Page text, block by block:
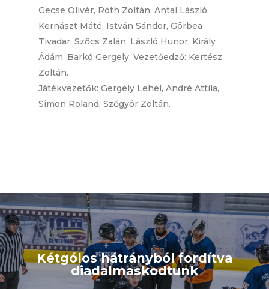
Gecse Olivér, Róth Zoltán, Antal László,
Kernászt Máté, István Sándor, Görbea
Tivadar, Szőcs Zalán, László Hunor, Király
Ádám, Barkó Gergely. Vezetőedző: Kertész
Zoltán.
Játékvezetők: Gergely Lehel, André Attila,
Simon Roland, Szőgyör Zoltán.
Kétgólos hátrányból fordítva
diadalmaskodtunk